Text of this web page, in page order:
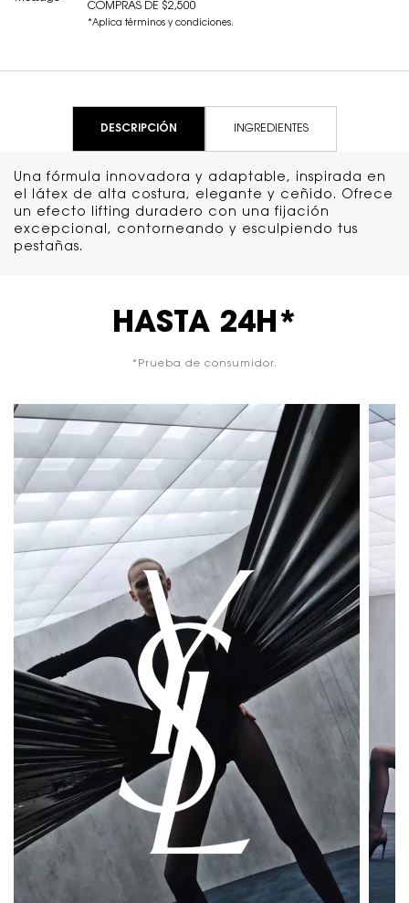
COMPRAS DE $2,500
*Aplica términos y condiciones.
DESCRIPCIÓN INGREDIENTES
Una fórmula innovadora y adaptable, inspirada en
el látex de alta costura, elegante y ceñido. Ofrece
un efecto lifting duradero con una fijación
excepcional, contorneando y esculpiendo tus
pestañas.
HASTA 24H*
*Prueba de consumidor.